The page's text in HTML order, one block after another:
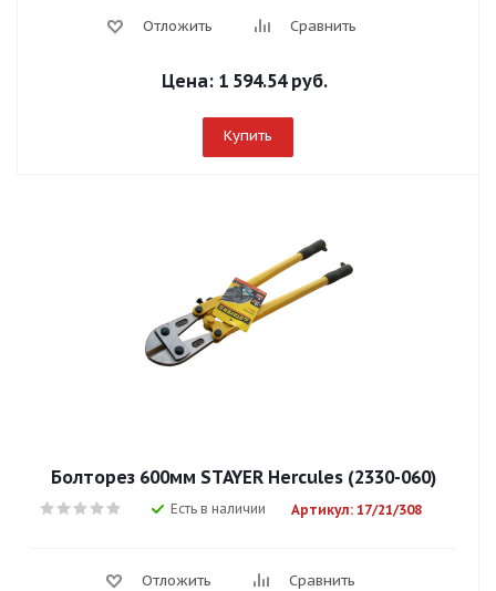
Отложить Сравнить
Цена: 1 594.54 руб.
Купить
Болторез 600мм STAYER Hercules (2330-060)
Есть в наличии Артикул: 17/21/308
Отложить Сравнить